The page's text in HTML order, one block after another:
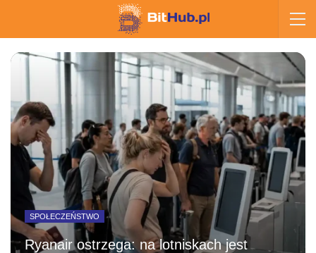
SPOŁECZEŃSTWO
Ryanair ostrzega: na lotniskach jest